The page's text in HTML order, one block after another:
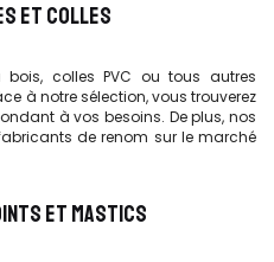
ET COLLES
colles PVC ou tous autres
à notre sélection, vous trouverez
à vos besoins. De plus, nos
de renom sur le marché
ET MASTICS